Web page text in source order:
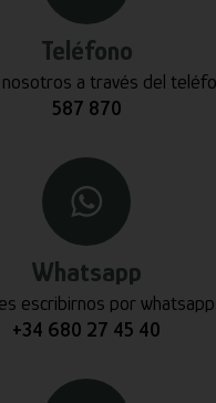
Teléfono
nosotros a través del
587 870
Whatsapp
escribirnos por whatsapp
+34 680 27 45 40